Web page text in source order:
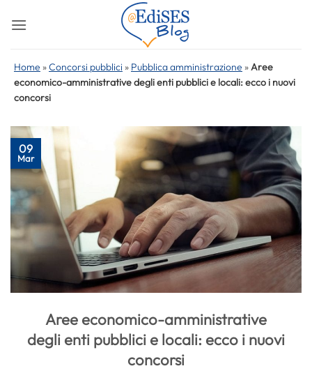
Home »Concorsi pubblici » Pubblica amministrazione »Aree
economico-amministrative degli enti pubblici e locali: ecco i nuovi
concorsi
09
Mar
Aree economico-amministrative
degli enti pubblici e locali: ecco i nuovi
concorsi